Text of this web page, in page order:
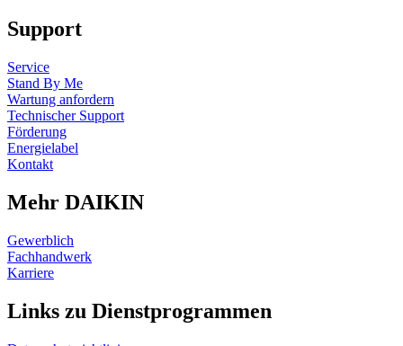
Support
Service
Stand By Me
Wartung anfordern
Technischer Support
Förderung
Energielabel
Kontakt
Mehr DAIKIN
Gewerblich
Fachhandwerk
Karriere
Links zu Dienstprogrammen